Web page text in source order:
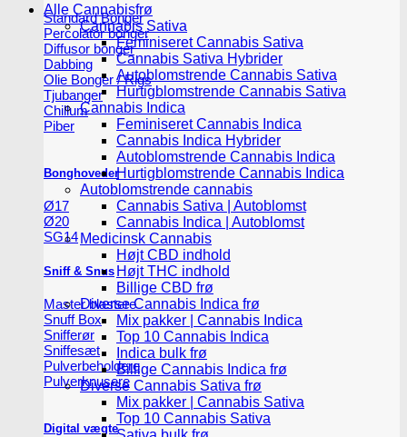
Standard Bonger
Percolator bonger
Diffusor bonger
Dabbing
Olie Bonger / Rigs
Tjubanger
Chillum
Piber
Bonghoveder
Ø17
Ø20
SG14
Sniff & Snus
Master blastere
Snuff Box
Snifferør
Sniffesæt
Pulverbeholdere
Pulverknusere
Digital vægte
Alle Cannabisfrø
Cannabis Sativa
Feminiseret Cannabis Sativa
Cannabis Sativa Hybrider
Autoblomstrende Cannabis Sativa
Hurtigblomstrende Cannabis Sativa
Cannabis Indica
Feminiseret Cannabis Indica
Cannabis Indica Hybrider
Autoblomstrende Cannabis Indica
Hurtigblomstrende Cannabis Indica
Autoblomstrende cannabis
Cannabis Sativa | Autoblomst
Cannabis Indica | Autoblomst
Medicinsk Cannabis
Højt CBD indhold
Højt THC indhold
Billige CBD frø
Diverse Cannabis Indica frø
Mix pakker | Cannabis Indica
Top 10 Cannabis Indica
Indica bulk frø
Billige Cannabis Indica frø
Diverse Cannabis Sativa frø
Mix pakker | Cannabis Sativa
Top 10 Cannabis Sativa